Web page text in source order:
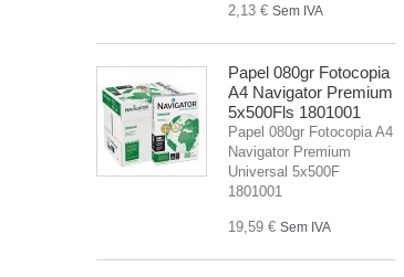
2,13 € Sem IVA
Papel 080gr Fotocopia
A4 Navigator Premium
5x500Fls 1801001
Papel 080gr Fotocopia A4
Navigator Premium
Universal 5x500F
1801001
19,59 € Sem IVA